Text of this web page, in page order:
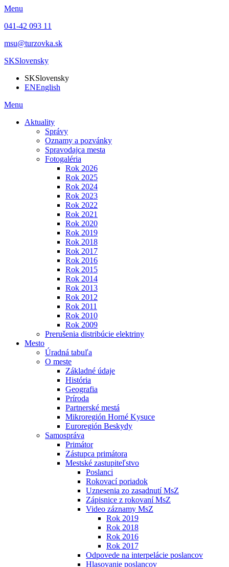
Menu
041-42 093 11
msu@turzovka.sk
SKSlovensky
SKSlovensky
ENEnglish
Menu
Aktuality
Správy
Oznamy a pozvánky
Spravodajca mesta
Fotogaléria
Rok 2026
Rok 2025
Rok 2024
Rok 2023
Rok 2022
Rok 2021
Rok 2020
Rok 2019
Rok 2018
Rok 2017
Rok 2016
Rok 2015
Rok 2014
Rok 2013
Rok 2012
Rok 2011
Rok 2010
Rok 2009
Prerušenia distribúcie elektriny
Mesto
Úradná tabuľa
O meste
Základné údaje
História
Geografia
Príroda
Partnerské mestá
Mikroregión Horné Kysuce
Euroregión Beskydy
Samospráva
Primátor
Zástupca primátora
Mestské zastupiteľstvo
Poslanci
Rokovací poriadok
Uznesenia zo zasadnutí MsZ
Zápisnice z rokovaní MsZ
Video záznamy MsZ
Rok 2019
Rok 2018
Rok 2016
Rok 2017
Odpovede na interpelácie poslancov
Hlasovanie poslancov